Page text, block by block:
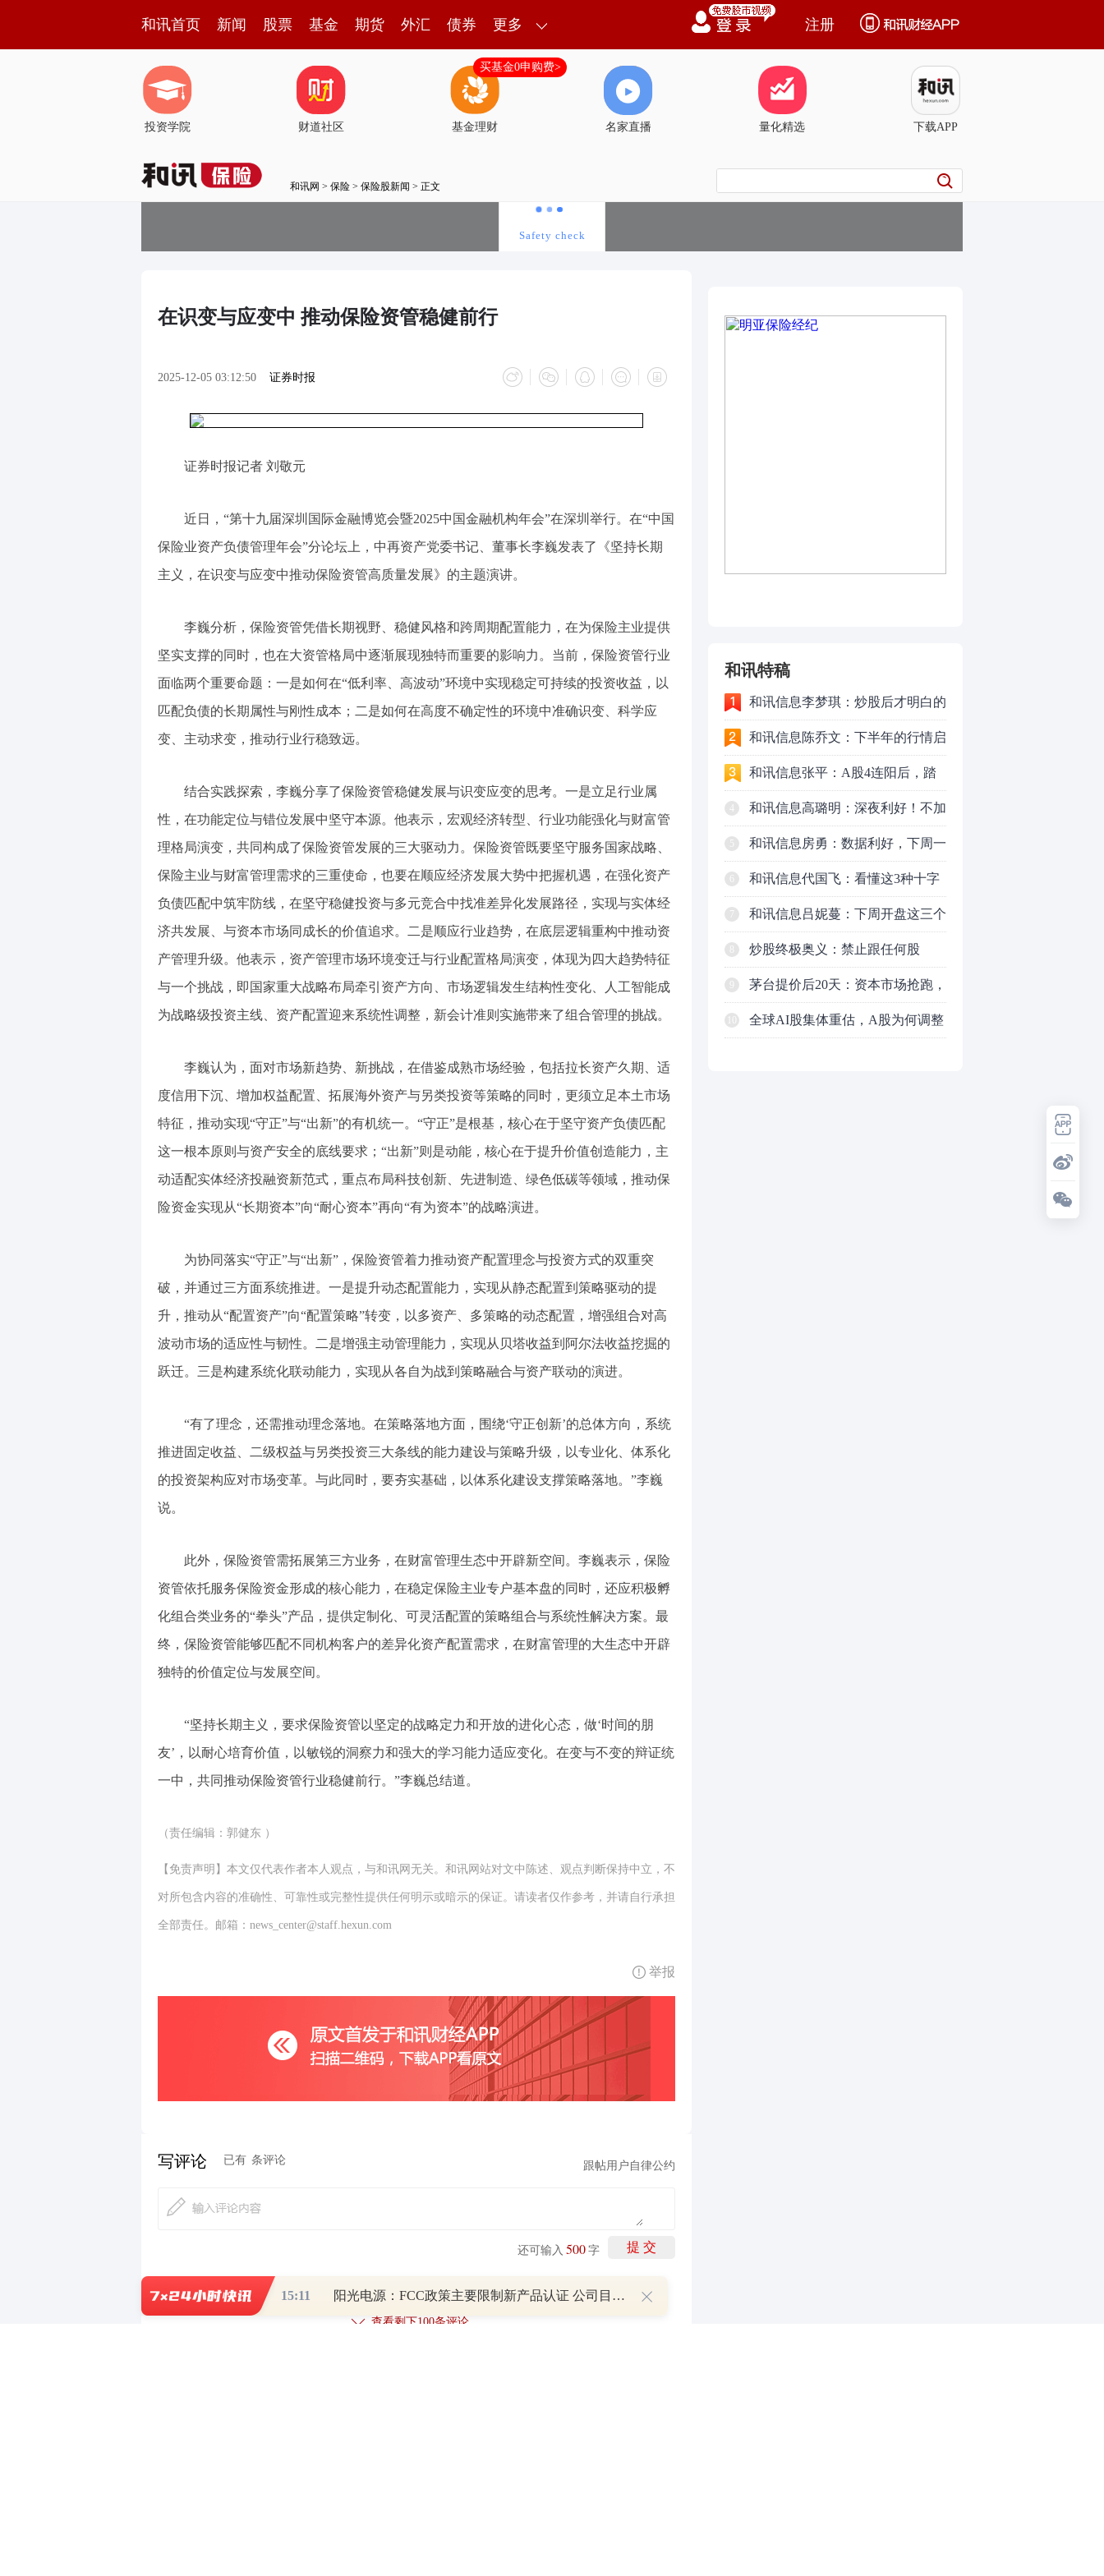
和讯首页 新闻 股票 基金 期货 外汇 债券 更多 注册
投资学院 财道社区 基金理财
买基金0申购费>
名家直播 量化精选 下载APP
和讯网 > 保险 > 保险股新闻 > 正文
在识变与应变中 推动保险资管稳健前行
2025-12-05 03:12:50 证券时报
证券时报记者 刘敬元
近日，“第十九届深圳国际金融博览会暨2025中国金融机构年会”在深圳举行。在“中国
保险业资产负债管理年会”分论坛上，中再资产党委书记、董事长李巍发表了《坚持长期
主义，在识变与应变中推动保险资管高质量发展》的主题演讲。
李巍分析，保险资管凭借长期视野、稳健风格和跨周期配置能力，在为保险主业提供
坚实支撑的同时，也在大资管格局中逐渐展现独特而重要的影响力。当前，保险资管行业
面临两个重要命题：一是如何在“低利率、高波动”环境中实现稳定可持续的投资收益，以
匹配负债的长期属性与刚性成本；二是如何在高度不确定性的环境中准确识变、科学应
变、主动求变，推动行业行稳致远。
结合实践探索，李巍分享了保险资管稳健发展与识变应变的思考。一是立足行业属
性，在功能定位与错位发展中坚守本源。他表示，宏观经济转型、行业功能强化与财富管
理格局演变，共同构成了保险资管发展的三大驱动力。保险资管既要坚守服务国家战略、
保险主业与财富管理需求的三重使命，也要在顺应经济发展大势中把握机遇，在强化资产
负债匹配中筑牢防线，在坚守稳健投资与多元竞合中找准差异化发展路径，实现与实体经
济共发展、与资本市场同成长的价值追求。二是顺应行业趋势，在底层逻辑重构中推动资
产管理升级。他表示，资产管理市场环境变迁与行业配置格局演变，体现为四大趋势特征
与一个挑战，即国家重大战略布局牵引资产方向、市场逻辑发生结构性变化、人工智能成
为战略级投资主线、资产配置迎来系统性调整，新会计准则实施带来了组合管理的挑战。
李巍认为，面对市场新趋势、新挑战，在借鉴成熟市场经验，包括拉长资产久期、适
度信用下沉、增加权益配置、拓展海外资产与另类投资等策略的同时，更须立足本土市场
特征，推动实现“守正”与“出新”的有机统一。“守正”是根基，核心在于坚守资产负债匹配
这一根本原则与资产安全的底线要求；“出新”则是动能，核心在于提升价值创造能力，主
动适配实体经济投融资新范式，重点布局科技创新、先进制造、绿色低碳等领域，推动保
险资金实现从“长期资本”向“耐心资本”再向“有为资本”的战略演进。
为协同落实“守正”与“出新”，保险资管着力推动资产配置理念与投资方式的双重突
破，并通过三方面系统推进。一是提升动态配置能力，实现从静态配置到策略驱动的提
升，推动从“配置资产”向“配置策略”转变，以多资产、多策略的动态配置，增强组合对高
波动市场的适应性与韧性。二是增强主动管理能力，实现从贝塔收益到阿尔法收益挖掘的
跃迁。三是构建系统化联动能力，实现从各自为战到策略融合与资产联动的演进。
“有了理念，还需推动理念落地。在策略落地方面，围绕‘守正创新’的总体方向，系统
推进固定收益、二级权益与另类投资三大条线的能力建设与策略升级，以专业化、体系化
的投资架构应对市场变革。与此同时，要夯实基础，以体系化建设支撑策略落地。”李巍
说。
此外，保险资管需拓展第三方业务，在财富管理生态中开辟新空间。李巍表示，保险
资管依托服务保险资金形成的核心能力，在稳定保险主业专户基本盘的同时，还应积极孵
化组合类业务的“拳头”产品，提供定制化、可灵活配置的策略组合与系统性解决方案。最
终，保险资管能够匹配不同机构客户的差异化资产配置需求，在财富管理的大生态中开辟
独特的价值定位与发展空间。
“坚持长期主义，要求保险资管以坚定的战略定力和开放的进化心态，做‘时间的朋
友’，以耐心培育价值，以敏锐的洞察力和强大的学习能力适应变化。在变与不变的辩证统
一中，共同推动保险资管行业稳健前行。”李巍总结道。
（责任编辑：郭健东 ）
【免责声明】本文仅代表作者本人观点，与和讯网无关。和讯网站对文中陈述、观点判断保持中立，不
对所包含内容的准确性、可靠性或完整性提供任何明示或暗示的保证。请读者仅作参考，并请自行承担
全部责任。邮箱：news_center@staff.hexun.com
举报
写评论 已有 条评论 跟帖用户自律公约
提 交
还可输入 500 字
最新评论
查看剩下100条评论
和讯特稿
和讯信息李梦琪：炒股后才明白的
九个人生道理
和讯信息陈乔文：下半年的行情启
动了
和讯信息张平：A股4连阳后，踏
空怎么办？结构性回补！
和讯信息高璐明：深夜利好！不加
息了？周一还能涨吗？
5 和讯信息房勇：数据利好，下周一
应对方案
和讯信息代国飞：看懂这3种十字
星k线形态
7 和讯信息吕妮蔓：下周开盘这三个
方向，还有仓位的朋友一定要拿稳
了
炒股终极奥义：禁止跟任何股
票“谈恋爱”
茅台提价后20天：资本市场抢跑，
磨底属于现实
全球AI股集体重估，A股为何调整
15:11 阳光电源：FCC政策主要限制新产品认证 公司目前在美销售的光伏逆变器、储能系统不受影响